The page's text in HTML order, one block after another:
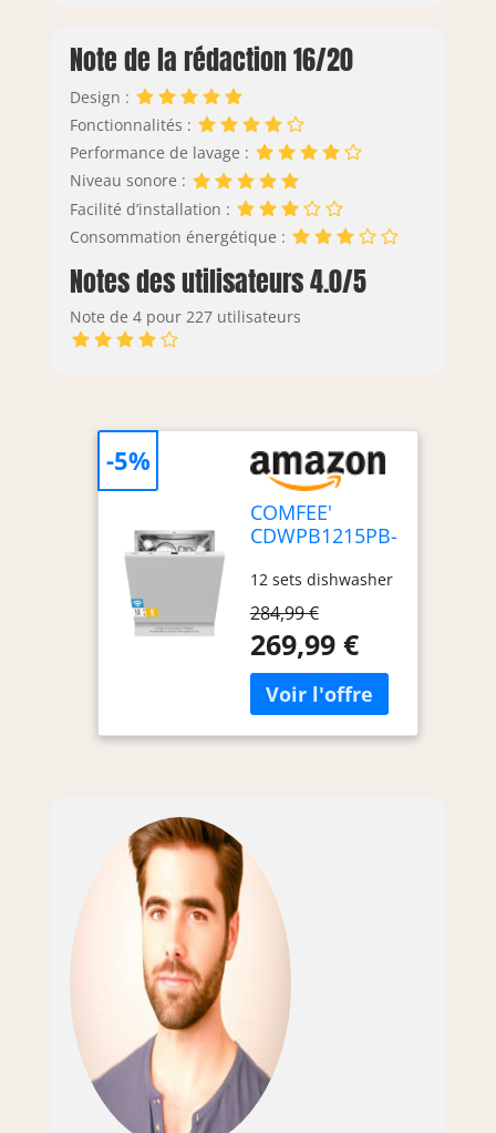
Note de la rédaction 16/20
Design :
Fonctionnalités :
Performance de lavage :
Niveau sonore :
Facilité d’installation :
Consommation énergétique :
Notes des utilisateurs 4.0/5
Note de 4 pour 227 utilisateurs
COMFEE'
CDWPB1215PB-
vaisselle
Encastrable, 12
Couverts,60cm,
WiFi
12 sets dishwasher
284,99 €
269,99 €
-5%